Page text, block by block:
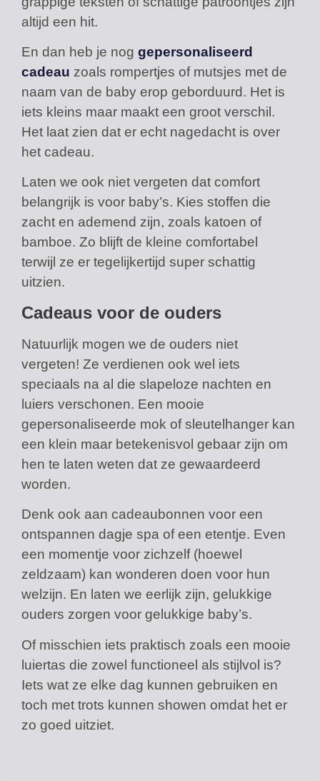
altijd een hit.
En dan heb je nog gepersonaliseerd
cadeau zoals rompertjes of mutsjes met de
naam van de baby erop geborduurd. Het is
iets kleins maar maakt een groot verschil.
Het laat zien dat er echt nagedacht is over
het cadeau.
Laten we ook niet vergeten dat comfort
belangrijk is voor baby’s. Kies stoffen die
zacht en ademend zijn, zoals katoen of
bamboe. Zo blijft de kleine comfortabel
terwijl ze er tegelijkertijd super schattig
uitzien.
Cadeaus voor de ouders
Natuurlijk mogen we de ouders niet
vergeten! Ze verdienen ook wel iets
speciaals na al die slapeloze nachten en
luiers verschonen. Een mooie
gepersonaliseerde mok of sleutelhanger kan
een klein maar betekenisvol gebaar zijn om
hen te laten weten dat ze gewaardeerd
worden.
Denk ook aan cadeaubonnen voor een
ontspannen dagje spa of een etentje. Even
een momentje voor zichzelf (hoewel
zeldzaam) kan wonderen doen voor hun
welzijn. En laten we eerlijk zijn, gelukkige
ouders zorgen voor gelukkige baby’s.
Of misschien iets praktisch zoals een mooie
luiertas die zowel functioneel als stijlvol is?
Iets wat ze elke dag kunnen gebruiken en
toch met trots kunnen showen omdat het er
zo goed uitziet.